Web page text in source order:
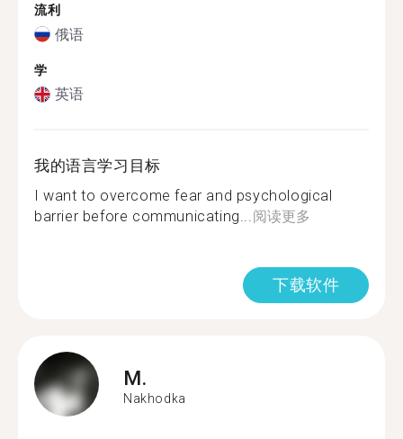
流利
俄语
学
英语
我的语言学习目标
I want to overcome fear and psychological
barrier before communicating...阅读更多
下载软件
M.
Nakhodka